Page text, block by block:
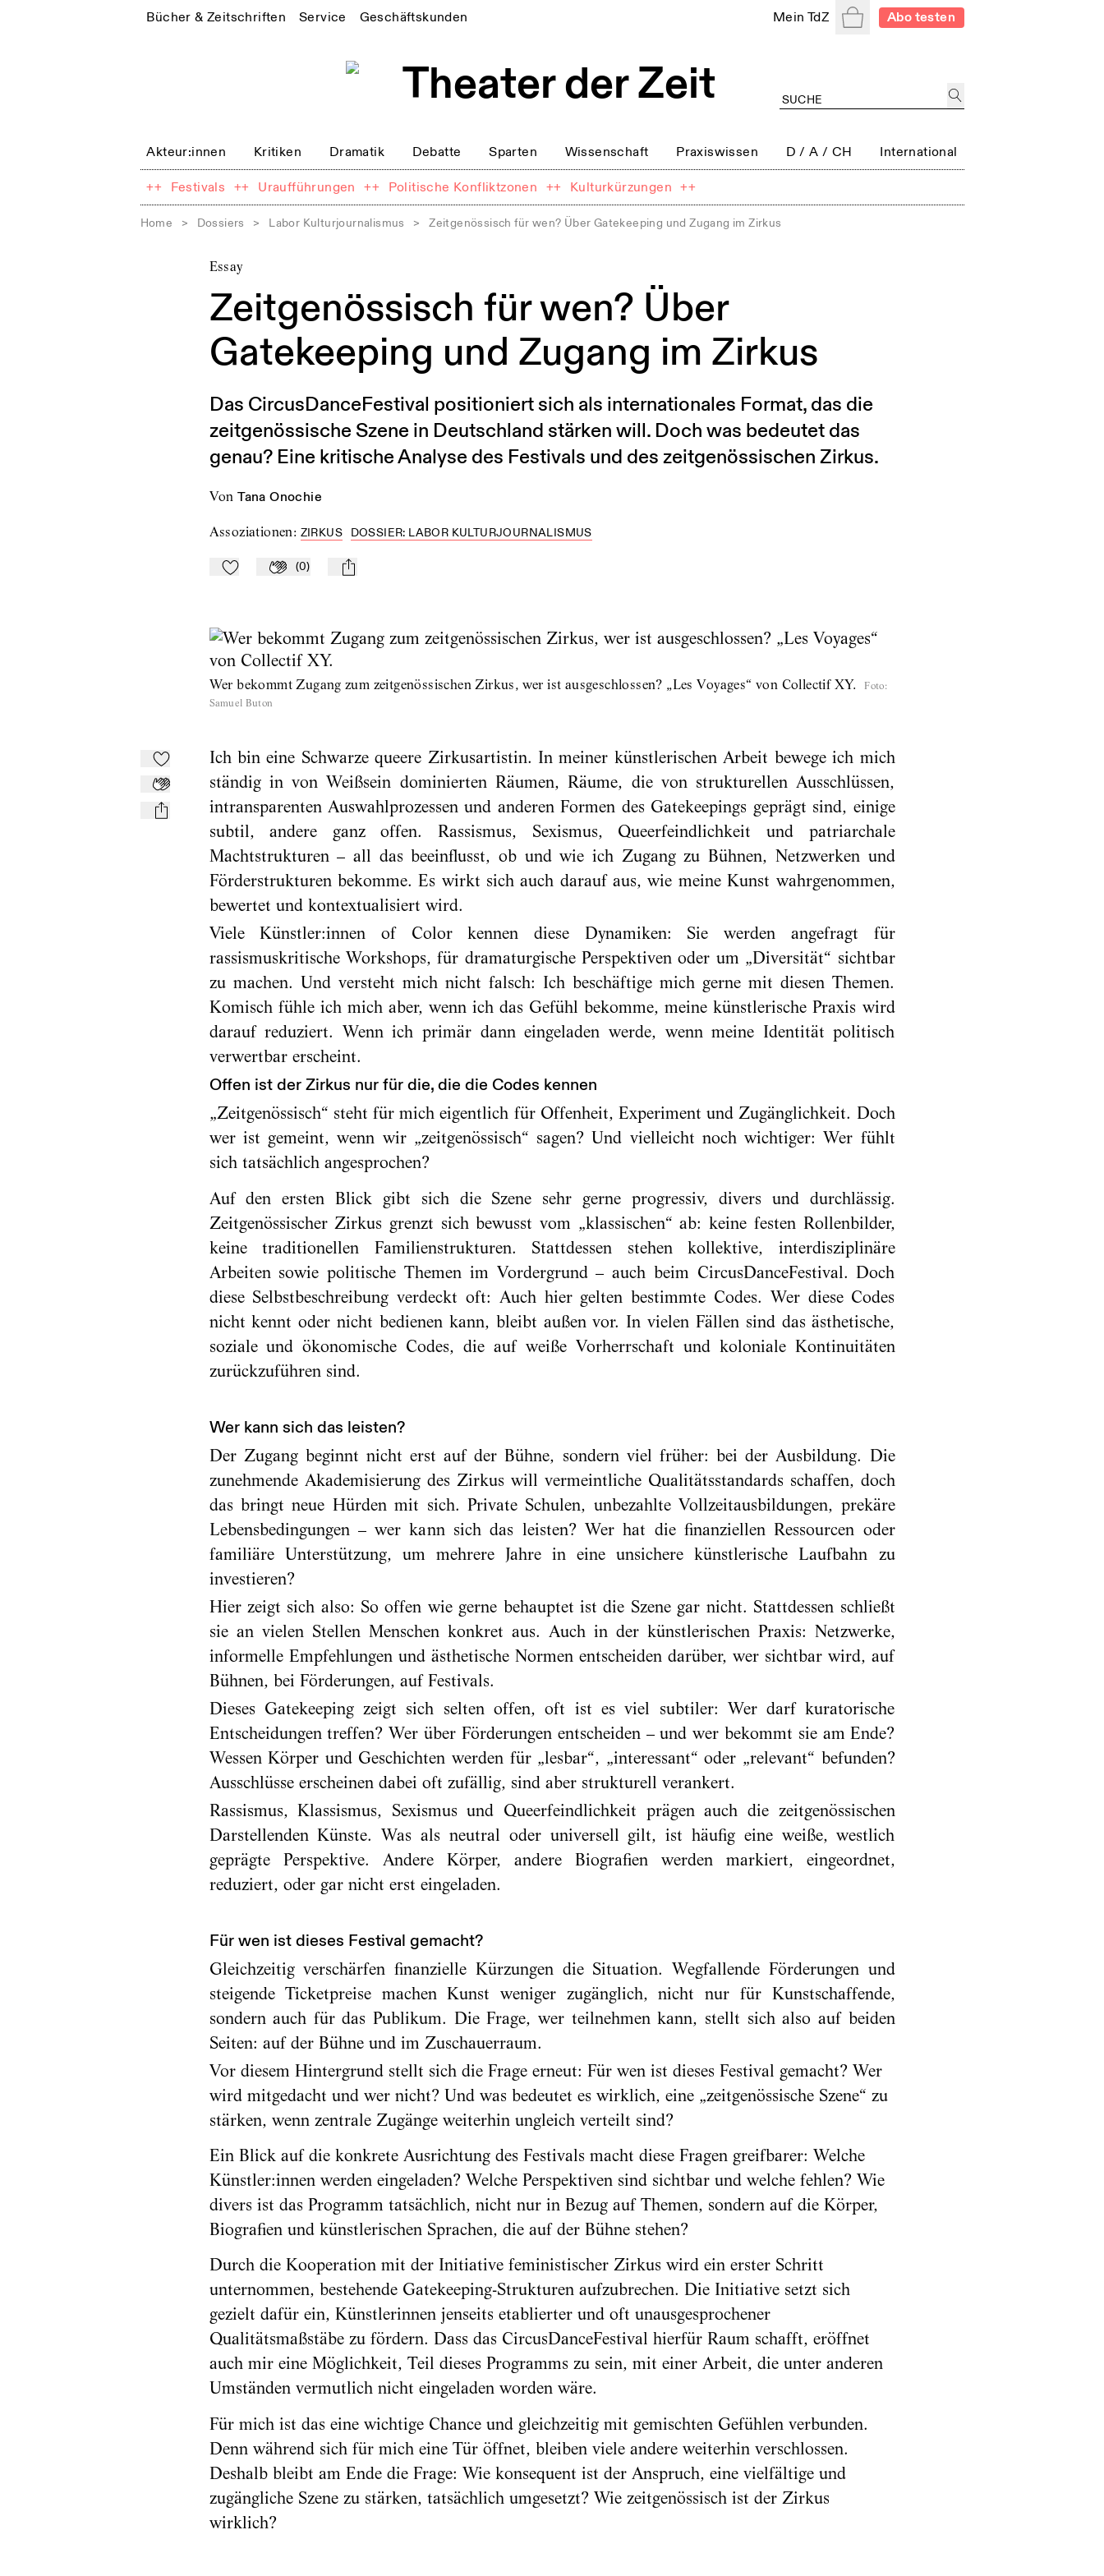
Bücher & Zeitschriften Service Geschäftskunden Mein TdZ WarenkorbAbo testen
Akteur:innen Kritiken Dramatik Debatte Sparten Wissenschaft Praxiswissen D / A / CH International
++ Festivals ++ Uraufführungen ++ Politische Konfliktzonen ++ Kulturkürzungen ++
Home > Dossiers > Labor Kulturjournalismus > Zeitgenössisch für wen? Über Gatekeeping und Zugang im Zirkus
Essay
Zeitgenössisch für wen? Über
Gatekeeping und Zugang im Zirkus
Das CircusDanceFestival positioniert sich als internationales Format, das die
zeitgenössische Szene in Deutschland stärken will. Doch was bedeutet das
genau? Eine kritische Analyse des Festivals und des zeitgenössischen Zirkus.
von Tana Onochie
Assoziationen: ZIRKUS DOSSIER: LABOR KULTURJOURNALISMUS
Zu Mein-TdZ hinzufügen
Applaudieren
(0) mail
Wer bekommt Zugang zum zeitgenössischen Zirkus, wer ist ausgeschlossen? „Les Voyages“ von Collectif XY. Foto:
Samuel Buton
Zu Mein-TdZ hinzufügen
Applaudieren
mail
Ich bin eine Schwarze queere Zirkusartistin. In meiner künstlerischen Arbeit bewege ich mich
ständig in von Weißsein dominierten Räumen, Räume, die von strukturellen Ausschlüssen,
intransparenten Auswahlprozessen und anderen Formen des Gatekeepings geprägt sind, einige
subtil, andere ganz offen. Rassismus, Sexismus, Queerfeindlichkeit und patriarchale
Machtstrukturen – all das beeinflusst, ob und wie ich Zugang zu Bühnen, Netzwerken und
Förderstrukturen bekomme. Es wirkt sich auch darauf aus, wie meine Kunst wahrgenommen,
bewertet und kontextualisiert wird.
Viele Künstler:innen of Color kennen diese Dynamiken: Sie werden angefragt für
rassismuskritische Workshops, für dramaturgische Perspektiven oder um „Diversität“ sichtbar
zu machen. Und versteht mich nicht falsch: Ich beschäftige mich gerne mit diesen Themen.
Komisch fühle ich mich aber, wenn ich das Gefühl bekomme, meine künstlerische Praxis wird
darauf reduziert. Wenn ich primär dann eingeladen werde, wenn meine Identität politisch
verwertbar erscheint.
Offen ist der Zirkus nur für die, die die Codes kennen
„Zeitgenössisch“ steht für mich eigentlich für Offenheit, Experiment und Zugänglichkeit. Doch
wer ist gemeint, wenn wir „zeitgenössisch“ sagen? Und vielleicht noch wichtiger: Wer fühlt
sich tatsächlich angesprochen?
Auf den ersten Blick gibt sich die Szene sehr gerne progressiv, divers und durchlässig.
Zeitgenössischer Zirkus grenzt sich bewusst vom „klassischen“ ab: keine festen Rollenbilder,
keine traditionellen Familienstrukturen. Stattdessen stehen kollektive, interdisziplinäre
Arbeiten sowie politische Themen im Vordergrund – auch beim CircusDanceFestival. Doch
diese Selbstbeschreibung verdeckt oft: Auch hier gelten bestimmte Codes. Wer diese Codes
nicht kennt oder nicht bedienen kann, bleibt außen vor. In vielen Fällen sind das ästhetische,
soziale und ökonomische Codes, die auf weiße Vorherrschaft und koloniale Kontinuitäten
zurückzuführen sind.
Wer kann sich das leisten?
Der Zugang beginnt nicht erst auf der Bühne, sondern viel früher: bei der Ausbildung. Die
zunehmende Akademisierung des Zirkus will vermeintliche Qualitätsstandards schaffen, doch
das bringt neue Hürden mit sich. Private Schulen, unbezahlte Vollzeitausbildungen, prekäre
Lebensbedingungen – wer kann sich das leisten? Wer hat die finanziellen Ressourcen oder
familiäre Unterstützung, um mehrere Jahre in eine unsichere künstlerische Laufbahn zu
investieren?
Hier zeigt sich also: So offen wie gerne behauptet ist die Szene gar nicht. Stattdessen schließt
sie an vielen Stellen Menschen konkret aus. Auch in der künstlerischen Praxis: Netzwerke,
informelle Empfehlungen und ästhetische Normen entscheiden darüber, wer sichtbar wird, auf
Bühnen, bei Förderungen, auf Festivals.
Dieses Gatekeeping zeigt sich selten offen, oft ist es viel subtiler: Wer darf kuratorische
Entscheidungen treffen? Wer über Förderungen entscheiden – und wer bekommt sie am Ende?
Wessen Körper und Geschichten werden für „lesbar“, „interessant“ oder „relevant“ befunden?
Ausschlüsse erscheinen dabei oft zufällig, sind aber strukturell verankert.
Rassismus, Klassismus, Sexismus und Queerfeindlichkeit prägen auch die zeitgenössischen
Darstellenden Künste. Was als neutral oder universell gilt, ist häufig eine weiße, westlich
geprägte Perspektive. Andere Körper, andere Biografien werden markiert, eingeordnet,
reduziert, oder gar nicht erst eingeladen.
Für wen ist dieses Festival gemacht?
Gleichzeitig verschärfen finanzielle Kürzungen die Situation. Wegfallende Förderungen und
steigende Ticketpreise machen Kunst weniger zugänglich, nicht nur für Kunstschaffende,
sondern auch für das Publikum. Die Frage, wer teilnehmen kann, stellt sich also auf beiden
Seiten: auf der Bühne und im Zuschauerraum.
Vor diesem Hintergrund stellt sich die Frage erneut: Für wen ist dieses Festival gemacht? Wer
wird mitgedacht und wer nicht? Und was bedeutet es wirklich, eine „zeitgenössische Szene“ zu
stärken, wenn zentrale Zugänge weiterhin ungleich verteilt sind?
Ein Blick auf die konkrete Ausrichtung des Festivals macht diese Fragen greifbarer: Welche
Künstler:innen werden eingeladen? Welche Perspektiven sind sichtbar und welche fehlen? Wie
divers ist das Programm tatsächlich, nicht nur in Bezug auf Themen, sondern auf die Körper,
Biografien und künstlerischen Sprachen, die auf der Bühne stehen?
Durch die Kooperation mit der Initiative feministischer Zirkus wird ein erster Schritt
unternommen, bestehende Gatekeeping-Strukturen aufzubrechen. Die Initiative setzt sich
gezielt dafür ein, Künstlerinnen jenseits etablierter und oft unausgesprochener
Qualitätsmaßstäbe zu fördern. Dass das CircusDanceFestival hierfür Raum schafft, eröffnet
auch mir eine Möglichkeit, Teil dieses Programms zu sein, mit einer Arbeit, die unter anderen
Umständen vermutlich nicht eingeladen worden wäre.
Für mich ist das eine wichtige Chance und gleichzeitig mit gemischten Gefühlen verbunden.
Denn während sich für mich eine Tür öffnet, bleiben viele andere weiterhin verschlossen.
Deshalb bleibt am Ende die Frage: Wie konsequent ist der Anspruch, eine vielfältige und
zugängliche Szene zu stärken, tatsächlich umgesetzt? Wie zeitgenössisch ist der Zirkus
wirklich?